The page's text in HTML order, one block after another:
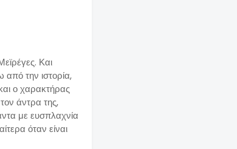
Και
από την ιστορία,
ο χαρακτήρας
άντρα της,
με ευσπλαχνία
όταν είναι